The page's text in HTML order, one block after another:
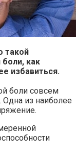
такой
боли, как
избавиться.
боли совсем
Одна из наиболее